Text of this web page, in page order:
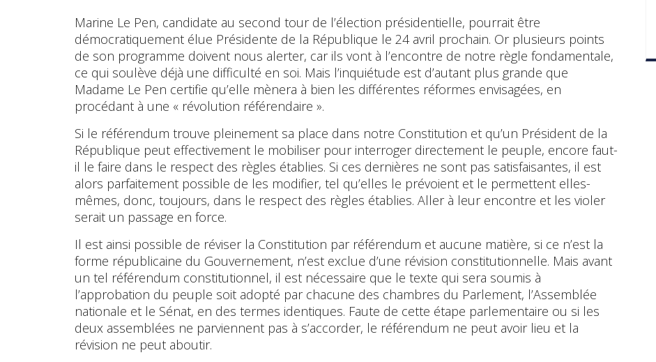
Marine Le Pen, candidate au second tour de l’élection présidentielle, pourrait être
démocratiquement élue Présidente de la République le 24 avril prochain. Or plusieurs points
de son programme doivent nous alerter, car ils vont à l’encontre de notre règle fondamentale,
ce qui soulève déjà une difficulté en soi. Mais l’inquiétude est d’autant plus grande que
Madame Le Pen certifie qu’elle mènera à bien les différentes réformes envisagées, en
procédant à une « révolution référendaire ».
Si le référendum trouve pleinement sa place dans notre Constitution et qu’un Président de la
République peut effectivement le mobiliser pour interroger directement le peuple, encore faut-
il le faire dans le respect des règles établies. Si ces dernières ne sont pas satisfaisantes, il est
alors parfaitement possible de les modifier, tel qu’elles le prévoient et le permettent elles-
mêmes, donc, toujours, dans le respect des règles établies. Aller à leur encontre et les violer
serait un passage en force.
Il est ainsi possible de réviser la Constitution par référendum et aucune matière, si ce n’est la
forme républicaine du Gouvernement, n’est exclue d’une révision constitutionnelle. Mais avant
un tel référendum constitutionnel, il est nécessaire que le texte qui sera soumis à
l’approbation du peuple soit adopté par chacune des chambres du Parlement, l’Assemblée
nationale et le Sénat, en des termes identiques. Faute de cette étape parlementaire ou si les
deux assemblées ne parviennent pas à s’accorder, le référendum ne peut avoir lieu et la
révision ne peut aboutir.